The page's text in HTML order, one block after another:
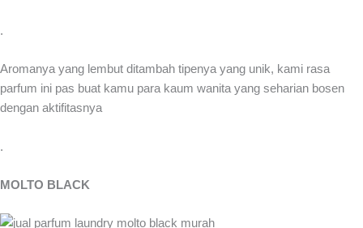
.
Aromanya yang lembut ditambah tipenya yang unik, kami rasa
parfum ini pas buat kamu para kaum wanita yang seharian bosen
dengan aktifitasnya
.
MOLTO BLACK